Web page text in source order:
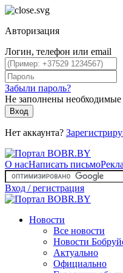
Авторизация
Логин, телефон или email
Забыли пароль?
Не заполнены необходимые
Вход
Нет аккаунта?
О насНаписать письмо
Вход / регистрация
Новости
Все новости
Новости
Актуально
Официально